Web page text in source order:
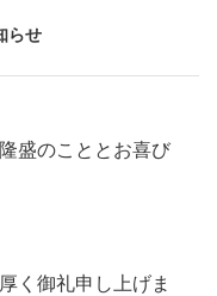
らせ
盛のこととお喜び
く御礼申し上げま